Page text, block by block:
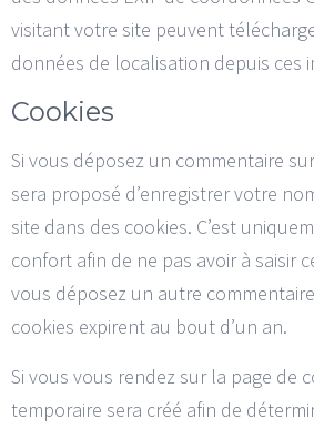
visitant votre site peuvent
données de localisation depuis ces
Cookies
Si vous déposez un commentaire
sera proposé d’enregistrer votre
site dans des cookies. C’est
confort afin de ne pas avoir à saisir
vous déposez un autre
cookies expirent au bout d’un an.
Si vous vous rendez sur la page de
temporaire sera créé afin de